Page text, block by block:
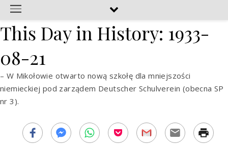
This Day in History: 1933-
08-21
– W Mikołowie otwarto nową szkołę dla mniejszości
niemieckiej pod zarządem Deutscher Schulverein (obecna SP
nr 3).